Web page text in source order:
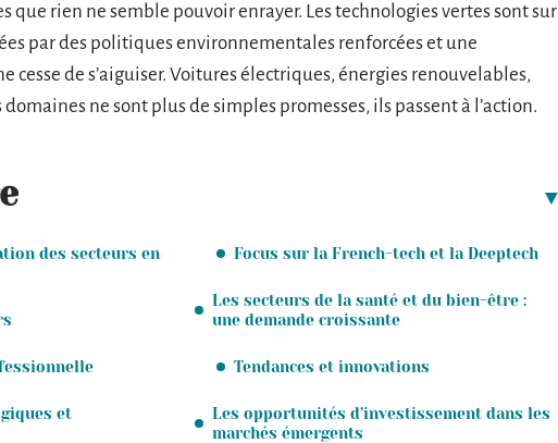
que rien ne semble pouvoir enrayer. Les technologies vertes sont sur
par des politiques environnementales renforcées et une
cesse de s’aiguiser. Voitures électriques, énergies renouvelables,
ne sont plus de simples promesses, ils passent à l’action.
des secteurs en
et
Focus sur la French-tech et la Deeptech
Les secteurs de la santé et du bien-être :
une demande croissante
Tendances et innovations
Les opportunités d’investissement dans les
marchés émergents